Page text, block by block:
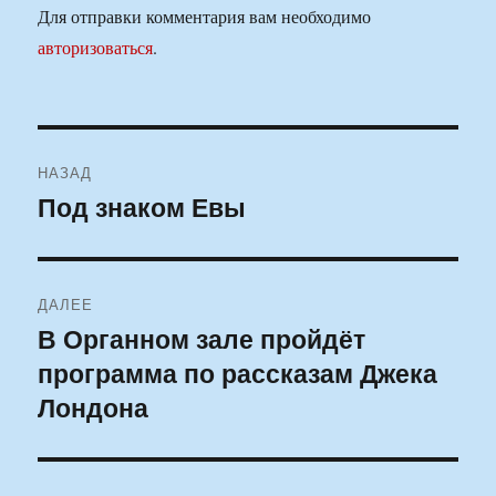
Для отправки комментария вам необходимо
авторизоваться.
по
НАЗАД
Предыдущая
Под знаком Евы
ДАЛЕЕ
Следующая
запись:
В Органном зале пройдёт
программа по рассказам Джека
Лондона